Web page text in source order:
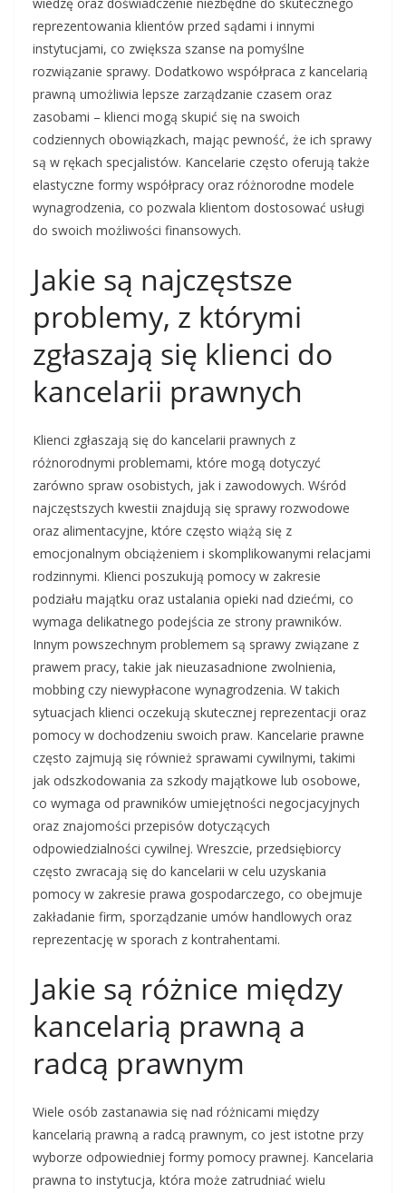
reprezentowania klientów przed sądami i innymi
instytucjami, co zwiększa szanse na pomyślne
rozwiązanie sprawy. Dodatkowo współpraca z kancelarią
prawną umożliwia lepsze zarządzanie czasem oraz
zasobami – klienci mogą skupić się na swoich
codziennych obowiązkach, mając pewność, że ich sprawy
są w rękach specjalistów. Kancelarie często oferują także
elastyczne formy współpracy oraz różnorodne modele
wynagrodzenia, co pozwala klientom dostosować usługi
do swoich możliwości finansowych.
Jakie są najczęstsze
problemy, z którymi
zgłaszają się klienci do
kancelarii prawnych
Klienci zgłaszają się do kancelarii prawnych z
różnorodnymi problemami, które mogą dotyczyć
zarówno spraw osobistych, jak i zawodowych. Wśród
najczęstszych kwestii znajdują się sprawy rozwodowe
oraz alimentacyjne, które często wiążą się z
emocjonalnym obciążeniem i skomplikowanymi relacjami
rodzinnymi. Klienci poszukują pomocy w zakresie
podziału majątku oraz ustalania opieki nad dziećmi, co
wymaga delikatnego podejścia ze strony prawników.
Innym powszechnym problemem są sprawy związane z
prawem pracy, takie jak nieuzasadnione zwolnienia,
mobbing czy niewypłacone wynagrodzenia. W takich
sytuacjach klienci oczekują skutecznej reprezentacji oraz
pomocy w dochodzeniu swoich praw. Kancelarie prawne
często zajmują się również sprawami cywilnymi, takimi
jak odszkodowania za szkody majątkowe lub osobowe,
co wymaga od prawników umiejętności negocjacyjnych
oraz znajomości przepisów dotyczących
odpowiedzialności cywilnej. Wreszcie, przedsiębiorcy
często zwracają się do kancelarii w celu uzyskania
pomocy w zakresie prawa gospodarczego, co obejmuje
zakładanie firm, sporządzanie umów handlowych oraz
reprezentację w sporach z kontrahentami.
Jakie są różnice między
kancelarią prawną a
radcą prawnym
Wiele osób zastanawia się nad różnicami między
kancelarią prawną a radcą prawnym, co jest istotne przy
wyborze odpowiedniej formy pomocy prawnej. Kancelaria
prawna to instytucja, która może zatrudniać wielu